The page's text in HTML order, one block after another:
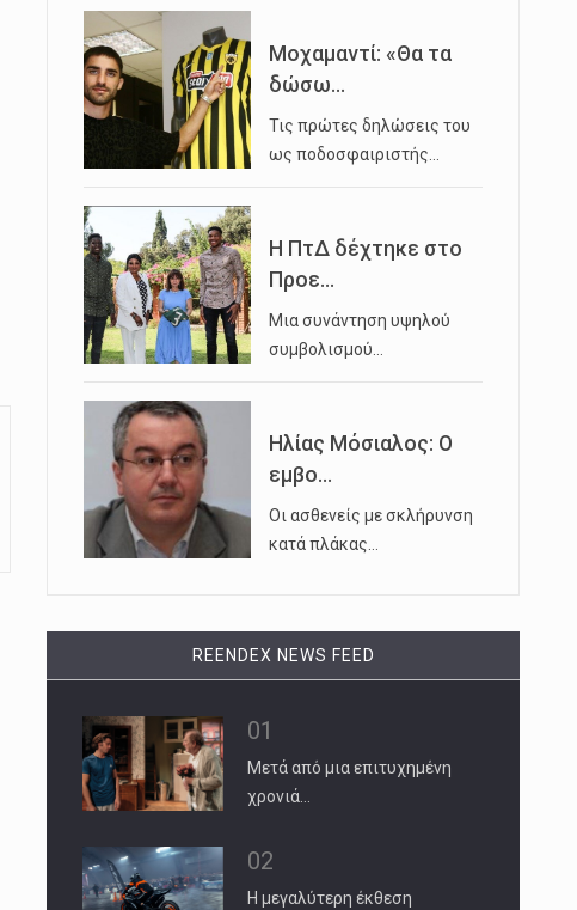
Μοχαμαντί: «Θα τα
δώσω...
Τις πρώτες δηλώσεις του
ως ποδοσφαιριστής…
Η ΠτΔ δέχτηκε στο
Προε...
Μια συνάντηση υψηλού
συμβολισμού…
Ηλίας Μόσιαλος: Ο
εμβο...
Οι ασθενείς με σκλήρυνση
κατά πλάκας…
REENDEX NEWS FEED
01
Μετά από μια επιτυχημένη
χρονιά…
02
Η μεγαλύτερη έκθεση